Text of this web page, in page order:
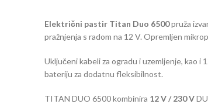
Električni pastir Titan Duo 6500pruža
pražnjenja s radom na 12 V. Opremljen
Uključeni kabeli za ogradu i uzemljenje, kao
bateriju za dodatnu fleksibilnost.
TITAN DUO 6500 kombinira 12 V / 230 V